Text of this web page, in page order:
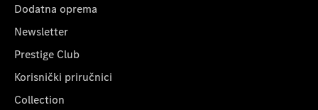
Dodatna oprema
Newsletter
Prestige Club
Korisnički priručnici
Collection